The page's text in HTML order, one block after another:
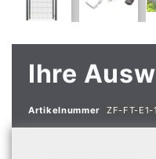
Ihre
Artikelnummer ZF-FT-E1-